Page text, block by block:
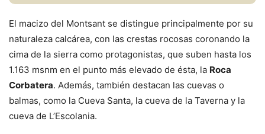
El macizo del Montsant se distingue principalmente por su
naturaleza calcárea, con las crestas rocosas coronando la
cima de la sierra como protagonistas, que suben hasta los
1.163 msnm en el punto más elevado de ésta, la Roca
Corbatera. Además, también destacan las cuevas o
balmas, como la Cueva Santa, la cueva de la Taverna y la
cueva de L’Escolania.